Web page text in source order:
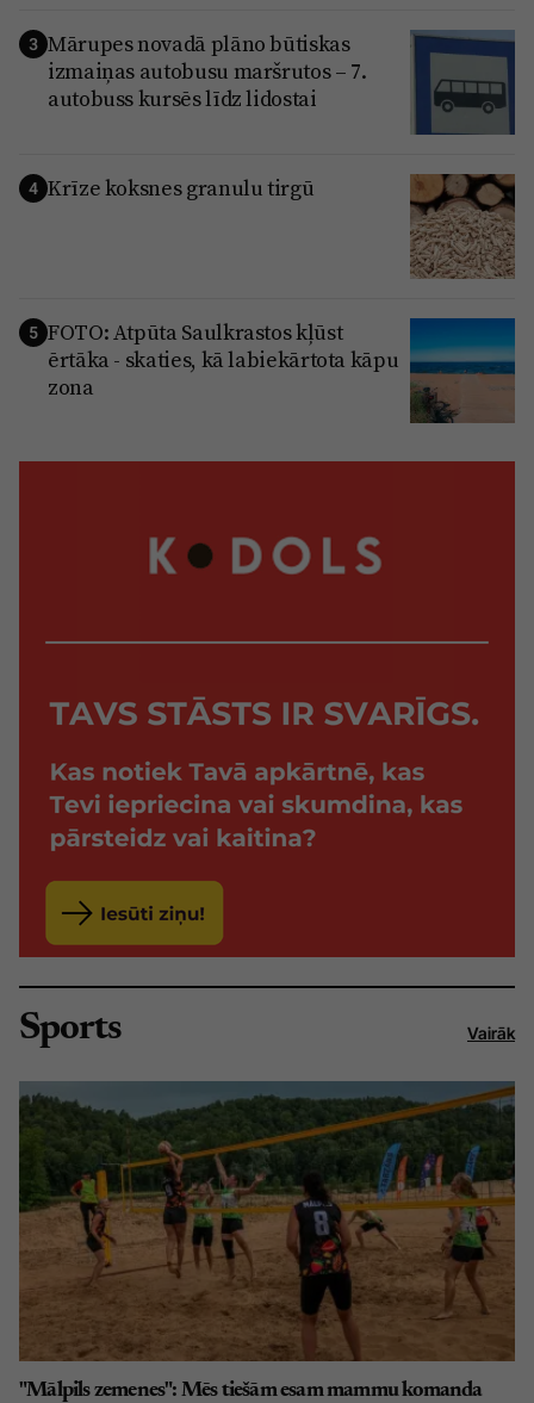
3 Mārupes novadā plāno būtiskas
izmaiņas autobusu maršrutos – 7.
autobuss kursēs līdz lidostai
4 Krīze koksnes granulu tirgū
5 FOTO: Atpūta Saulkrastos kļūst
ērtāka - skaties, kā labiekārtota kāpu
zona
Sports Vairāk
"Mālpils zemenes": Mēs tiešām esam mammu komanda